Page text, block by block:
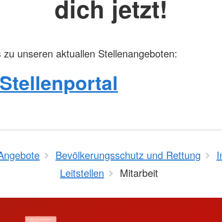
dich jetzt!
zu unseren aktuallen Stellenangeboten:
Bevölkerungsschutz und Rettung
Leitstellen
Mitarbeit